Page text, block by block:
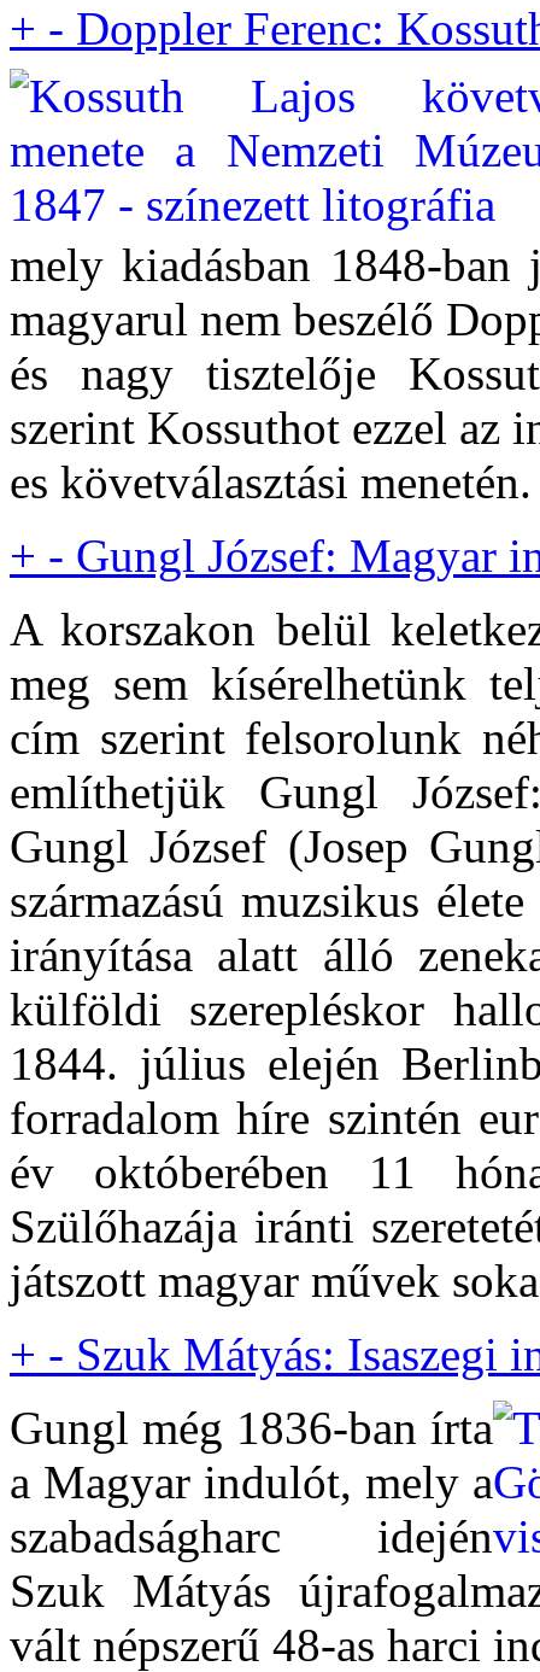
+ - Doppler Ferenc:
mely kiadásban 1848-ban
magyarul nem beszélő
és nagy tisztelője
szerint Kossuthot ezzel az
es követválasztási menetén.
+ - Gungl József: Magyar
A korszakon belül
meg sem kísérelhetünk
cím szerint felsorolunk
említhetjük Gungl
Gungl József (Josep
származású muzsikus
irányítása alatt álló
külföldi szerepléskor
1844. július elején
forradalom híre szintén
év októberében 11
Szülőhazája iránti
játszott magyar művek
+ - Szuk Mátyás: Isaszegi
Gungl még 1836-ban írta
a Magyar indulót, mely a
szabadságharc idején
Szuk Mátyás
vált népszerű 48-as harci